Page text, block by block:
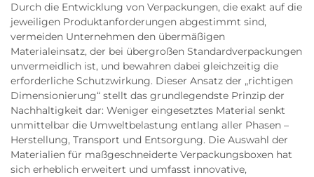
Durch die Entwicklung von Verpackungen, die exakt auf die
jeweiligen Produktanforderungen abgestimmt sind,
vermeiden Unternehmen den übermäßigen
Materialeinsatz, der bei übergroßen Standardverpackungen
unvermeidlich ist, und bewahren dabei gleichzeitig die
erforderliche Schutzwirkung. Dieser Ansatz der „richtigen
Dimensionierung“ stellt das grundlegendste Prinzip der
Nachhaltigkeit dar: Weniger eingesetztes Material senkt
unmittelbar die Umweltbelastung entlang aller Phasen –
Herstellung, Transport und Entsorgung. Die Auswahl der
Materialien für maßgeschneiderte Verpackungsboxen hat
sich erheblich erweitert und umfasst innovative,